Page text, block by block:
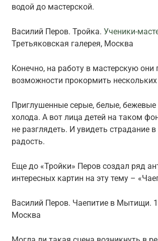
водой до мастерской.
Василий Перов. Тройка. Ученики-
Третьяковская галерея, Москва
Конечно, на работу в мастерскую
возможности прокормить
Приглушенные серые, белые,
холода. А вот лица детей на таком
не разглядеть. И увидеть страдание
радость.
Еще до «Тройки» Перов создал ряд
интересных картин на эту тему –
Василий Перов. Чаепитие в Мытищи.
Москва